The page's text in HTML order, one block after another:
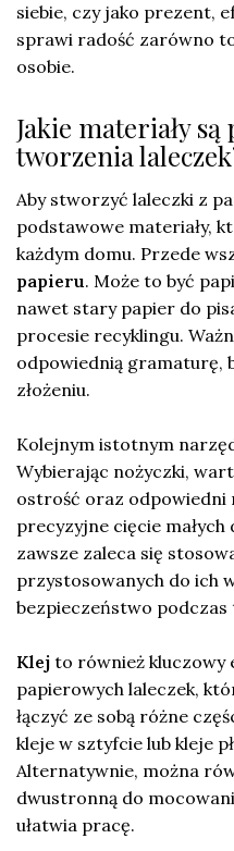
siebie, czy jako prezent,
sprawi radość zarówno
osobie.
Jakie materiały
tworzenia
Aby stworzyć laleczki z
podstawowe materiały,
każdym domu. Przede
papieru. Może to być
nawet stary papier do
procesie recyklingu.
odpowiednią gramaturę,
złożeniu.
Kolejnym istotnym
Wybierając nożyczki,
ostrość oraz
precyzyjne cięcie
zawsze zaleca się
przystosowanych do ich
bezpieczeństwo
Klej to również kluczowy
papierowych laleczek,
łączyć ze sobą różne
kleje w sztyfcie lub kleje
Alternatywnie, można
dwustronną do
ułatwia pracę.